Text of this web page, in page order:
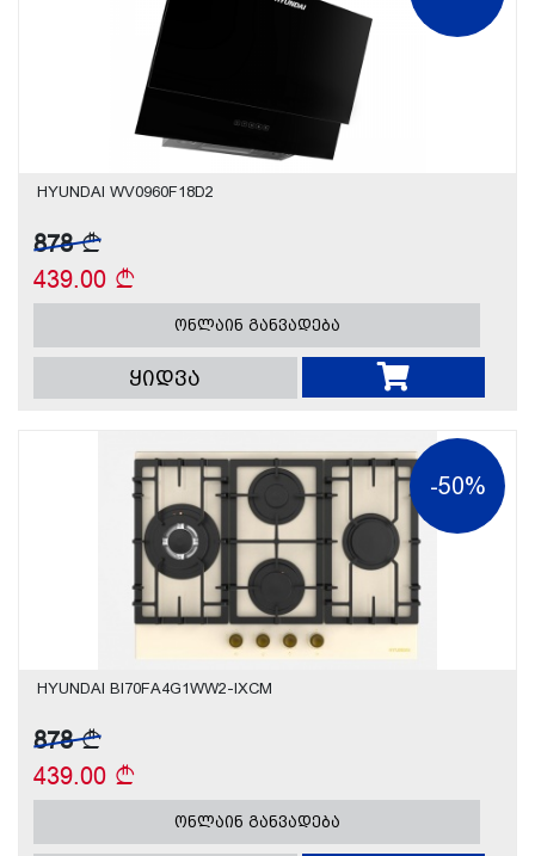
HYUNDAI WV0960F18D2
878
439.00
ონლაინ განვადება
ყიდვა
-50%
HYUNDAI BI70FA4G1WW2-IXCM
878
439.00
ონლაინ განვადება